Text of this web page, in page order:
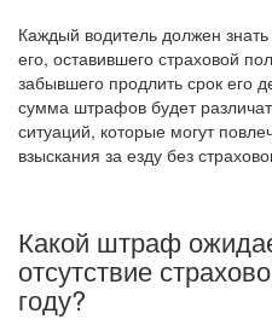
Каждый водитель должен
его, оставившего страховой
забывшего продлить срок его
сумма штрафов будет
ситуаций, которые могут
взыскания за езду без
Какой штраф
отсутствие
году?